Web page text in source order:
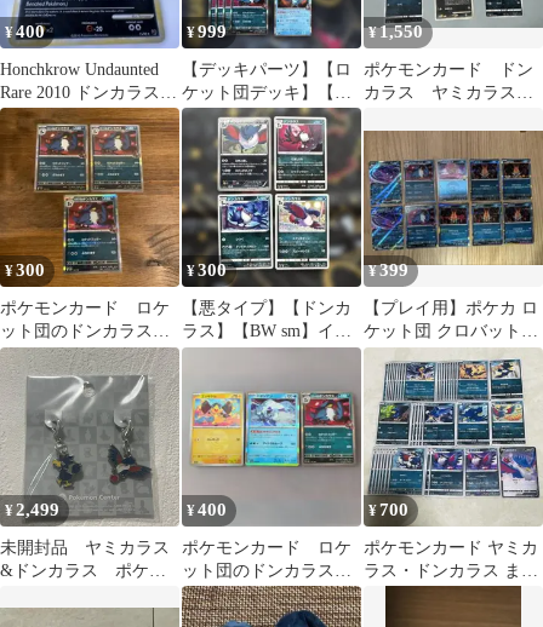
¥400
Honchkrow Undaunted
Rare 2010 ドンカラス
英語版
¥999
【デッキパーツ】【ロ
ケット団デッキ】【ポ
リゴン〜ポリゴンZ ド
ンカラス】等44枚
¥ 1,550
ポケモンカード ドン
カラス ヤミカラス
¥300
ポケモンカード ロケ
ット団のドンカラス 3
枚
¥300
【悪タイプ】【ドンカ
ラス】【BW sm】イラ
スト 4点
¥399
【プレイ用】ポケカ ロ
ケット団 クロバット・
ドンカラスRR等 10枚ま
とめ売り
¥2,499
未開封品 ヤミカラス
&ドンカラス ポケモ
んメタルチャーム
¥400
ポケモンカード ロケ
ット団のドンカラス
Rミラー 他合計3枚セ
ット
¥700
ポケモンカード ヤミカ
ラス・ドンカラス まと